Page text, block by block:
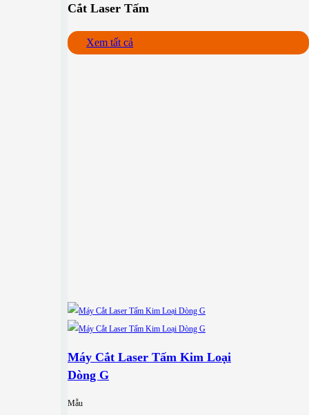
Cắt Laser Tấm
Xem tất cả
Máy Cắt Laser Tấm Kim Loại
Dòng G
Mẫu